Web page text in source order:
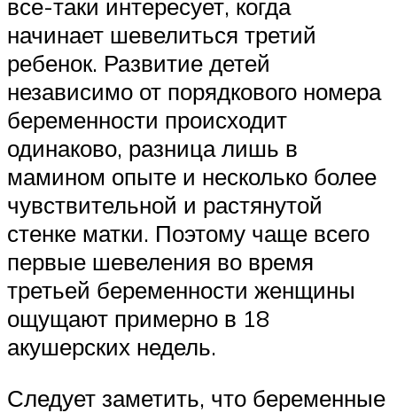
все-таки интересует, когда
начинает шевелиться третий
ребенок. Развитие детей
независимо от порядкового номера
беременности происходит
одинаково, разница лишь в
мамином опыте и несколько более
чувствительной и растянутой
стенке матки. Поэтому чаще всего
первые шевеления во время
третьей беременности женщины
ощущают примерно в 18
акушерских недель.
Следует заметить, что беременные